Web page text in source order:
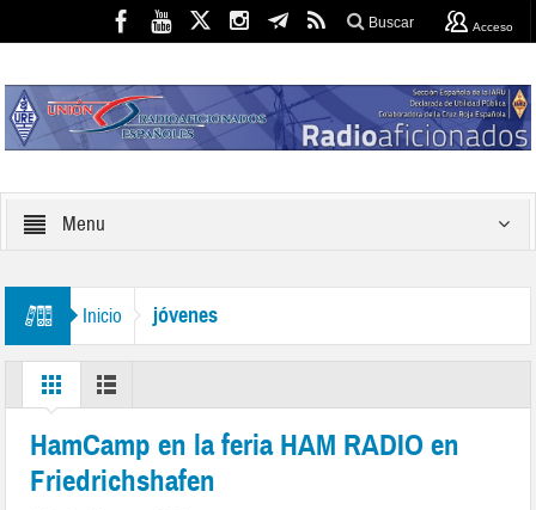
Buscar Acceso
Menu
Inicio jóvenes
HamCamp en la feria HAM RADIO en
Friedrichshafen